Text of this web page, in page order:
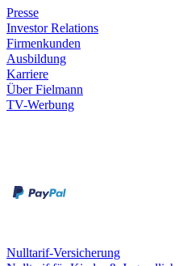
Presse
Investor Relations
Firmenkunden
Ausbildung
Karriere
Über Fielmann
TV-Werbung
Nulltarif-Versicherung